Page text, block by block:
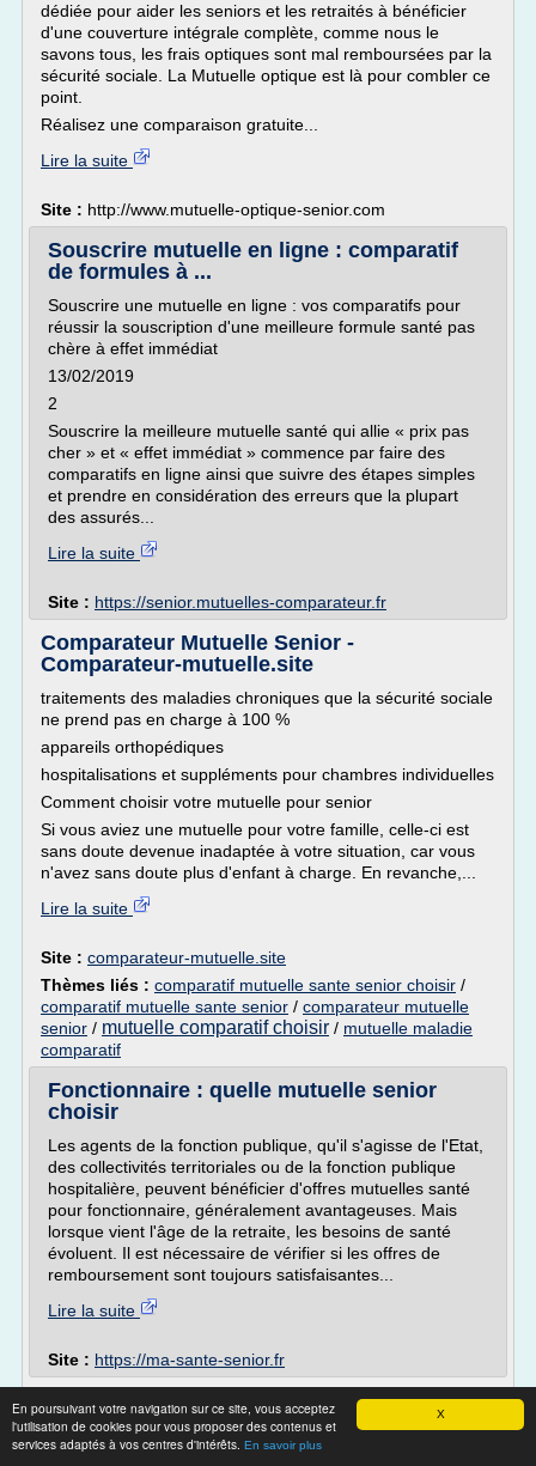
X
En poursuivant votre navigation sur ce site, vous acceptez
l'utilisation de cookies pour vous proposer des contenus et
services adaptés à vos centres d'intérêts. En savoir plus
dédiée pour aider les seniors et les retraités à bénéficier
d'une couverture intégrale complète, comme nous le
savons tous, les frais optiques sont mal remboursées par la
sécurité sociale. La Mutuelle optique est là pour combler ce
point.
Réalisez une comparaison gratuite...
Lire la suite
Site : http://www.mutuelle-optique-senior.com
Souscrire mutuelle en ligne : comparatif
de formules à ...
Souscrire une mutuelle en ligne : vos comparatifs pour
réussir la souscription d'une meilleure formule santé pas
chère à effet immédiat
13/02/2019
2
Souscrire la meilleure mutuelle santé qui allie « prix pas
cher » et « effet immédiat » commence par faire des
comparatifs en ligne ainsi que suivre des étapes simples
et prendre en considération des erreurs que la plupart
des assurés...
Lire la suite
Site : https://senior.mutuelles-comparateur.fr
Comparateur Mutuelle Senior -
Comparateur-mutuelle.site
traitements des maladies chroniques que la sécurité sociale
ne prend pas en charge à 100 %
appareils orthopédiques
hospitalisations et suppléments pour chambres individuelles
Comment choisir votre mutuelle pour senior
Si vous aviez une mutuelle pour votre famille, celle-ci est
sans doute devenue inadaptée à votre situation, car vous
n'avez sans doute plus d'enfant à charge. En revanche,...
Lire la suite
Site : comparateur-mutuelle.site
Thèmes liés : comparatif mutuelle sante senior choisir /
comparatif mutuelle sante senior / comparateur mutuelle
senior / mutuelle comparatif choisir / mutuelle maladie
comparatif
Fonctionnaire : quelle mutuelle senior
choisir
Les agents de la fonction publique, qu'il s'agisse de l'Etat,
des collectivités territoriales ou de la fonction publique
hospitalière, peuvent bénéficier d'offres mutuelles santé
pour fonctionnaire, généralement avantageuses. Mais
lorsque vient l'âge de la retraite, les besoins de santé
évoluent. Il est nécessaire de vérifier si les offres de
remboursement sont toujours satisfaisantes...
Lire la suite
Site : https://ma-sante-senior.fr
Comparatif Mutuelles santé pas chères
(Devis gratuits +40% ...
Mutuelle Animaux